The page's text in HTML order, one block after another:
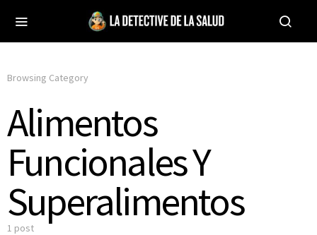
Browsing Category
Alimentos
Funcionales Y
Superalimentos
1 post